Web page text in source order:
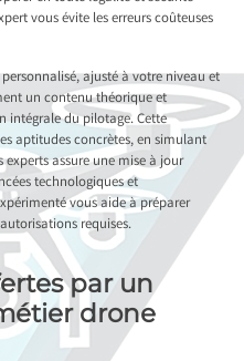
vous évite les erreurs coûteuses
ajusté à votre niveau et
un contenu théorique et
intégrale du pilotage. Cette
aptitudes concrètes, en simulant
experts assure une mise à jour
technologiques et
vous aide à préparer
requises.
par un
drone